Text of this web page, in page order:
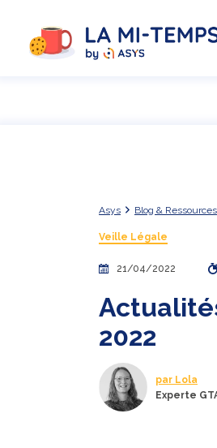
Asys Blog & Ressources
Veille Légale
21/04/2022
2022
par Lola
Experte